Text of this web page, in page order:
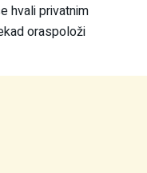
hvali privatnim
oraspoloži